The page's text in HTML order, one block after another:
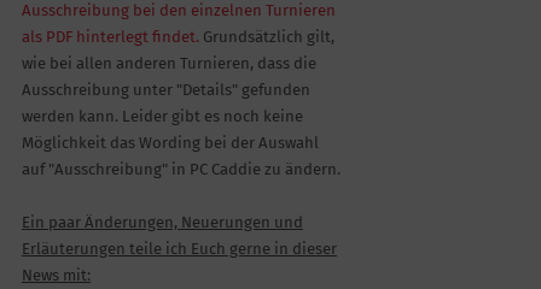
Ausschreibung bei den einzelnen Turnieren
als PDF hinterlegt findet. Grundsätzlich gilt,
wie bei allen anderen Turnieren, dass die
Ausschreibung unter "Details" gefunden
werden kann. Leider gibt es noch keine
Möglichkeit das Wording bei der Auswahl
auf "Ausschreibung" in PC Caddie zu ändern.
Ein paar Änderungen, Neuerungen und
Erläuterungen teile ich Euch gerne in dieser
News mit: